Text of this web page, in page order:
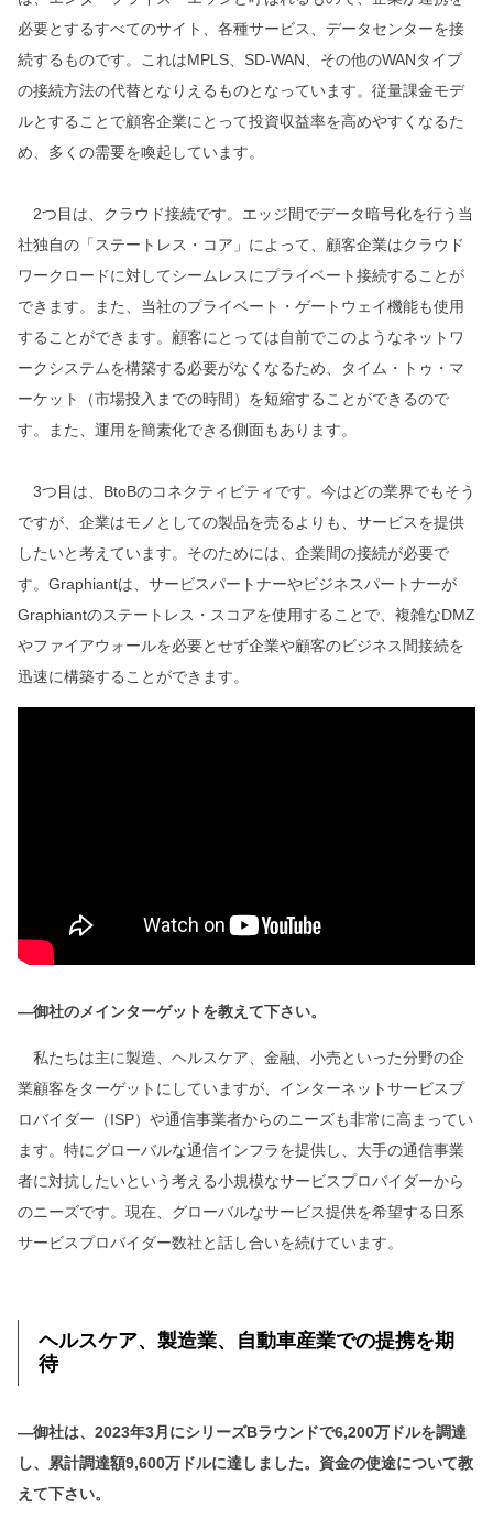
必要とするすべてのサイト、各種サービス、データセンターを接
続するものです。これはMPLS、SD-WAN、その他のWANタイプ
の接続方法の代替となりえるものとなっています。従量課金モデ
ルとすることで顧客企業にとって投資収益率を高めやすくなるた
め、多くの需要を喚起しています。
2つ目は、クラウド接続です。エッジ間でデータ暗号化を行う当
社独自の「ステートレス・コア」によって、顧客企業はクラウド
ワークロードに対してシームレスにプライベート接続することが
できます。また、当社のプライベート・ゲートウェイ機能も使用
することができます。顧客にとっては自前でこのようなネットワ
ークシステムを構築する必要がなくなるため、タイム・トゥ・マ
ーケット（市場投入までの時間）を短縮することができるので
す。また、運用を簡素化できる側面もあります。
3つ目は、BtoBのコネクティビティです。今はどの業界でもそう
ですが、企業はモノとしての製品を売るよりも、サービスを提供
したいと考えています。そのためには、企業間の接続が必要で
す。Graphiantは、サービスパートナーやビジネスパートナーが
Graphiantのステートレス・スコアを使用することで、複雑なDMZ
やファイアウォールを必要とせず企業や顧客のビジネス間接続を
迅速に構築することができます。
―御社のメインターゲットを教えて下さい。
私たちは主に製造、ヘルスケア、金融、小売といった分野の企
業顧客をターゲットにしていますが、インターネットサービスプ
ロバイダー（ISP）や通信事業者からのニーズも非常に高まってい
ます。特にグローバルな通信インフラを提供し、大手の通信事業
者に対抗したいという考える小規模なサービスプロバイダーから
のニーズです。現在、グローバルなサービス提供を希望する日系
サービスプロバイダー数社と話し合いを続けています。
ヘルスケア、製造業、自動車産業での提携を期
待
―御社は、2023年3月にシリーズBラウンドで6,200万ドルを調達
し、累計調達額9,600万ドルに達しました。資金の使途について教
えて下さい。